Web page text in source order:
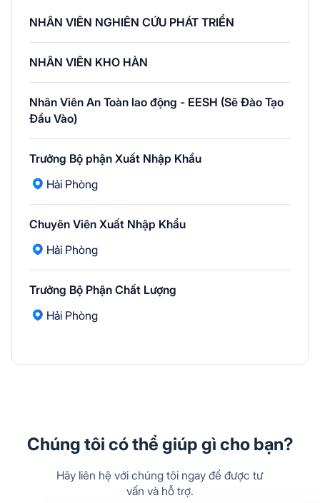
NHÂN VIÊN NGHIÊN CỨU PHÁT TRIỂN
NHÂN VIÊN KHO HÀN
Nhân Viên An Toàn lao động - EESH (Sẽ Đào Tạo
Đầu Vào)
Trưởng Bộ phận Xuất Nhập Khẩu
Hải Phòng
Chuyên Viên Xuất Nhập Khẩu
Hải Phòng
Trưởng Bộ Phận Chất Lượng
Hải Phòng
Chúng tôi có thể giúp gì cho bạn?
Hãy liên hệ với chúng tôi ngay để được tư
vấn và hỗ trợ.